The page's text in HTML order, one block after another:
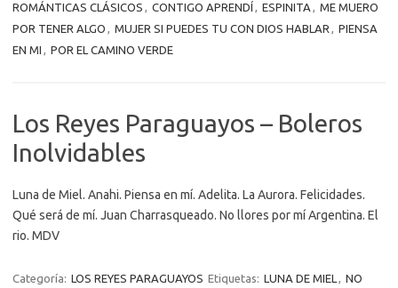
ROMÁNTICAS CLÁSICOS , CONTIGO APRENDÍ , ESPINITA , ME MUERO
POR TENER ALGO , MUJER SI PUEDES TU CON DIOS HABLAR , PIENSA
EN MI , POR EL CAMINO VERDE
Los Reyes Paraguayos – Boleros
Inolvidables
Luna de Miel. Anahi. Piensa en mí. Adelita. La Aurora. Felicidades.
Qué será de mí. Juan Charrasqueado. No llores por mí Argentina. El
rio. MDV
Categoría: LOS REYES PARAGUAYOS Etiquetas: LUNA DE MIEL , NO